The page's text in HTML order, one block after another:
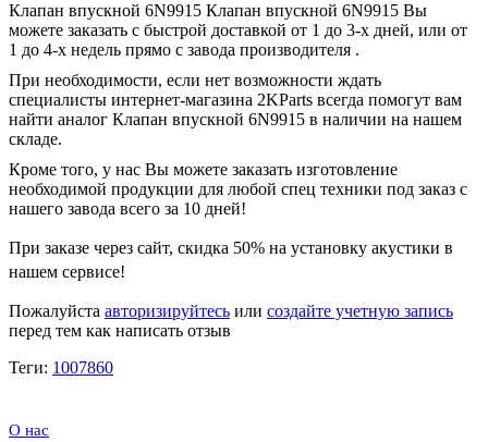
Клапан впускной 6N9915 Клапан впускной 6N9915 Вы
можете заказать с быстрой доставкой от 1 до 3-х дней, или от
1 до 4-х недель прямо с завода производителя .
При необходимости, если нет возможности ждать
специалисты интернет-магазина 2KParts всегда помогут вам
найти аналог Клапан впускной 6N9915 в наличии на нашем
складе.
Кроме того, у нас Вы можете заказать изготовление
необходимой продукции для любой спец техники под заказ с
нашего завода всего за 10 дней!
При заказе через сайт, скидка 50% на установку акустики в
нашем сервисе!
Пожалуйста авторизируйтесь или создайте учетную запись
перед тем как написать отзыв
Теги: 1007860
О нас